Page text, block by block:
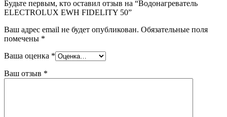
Будьте первым, кто оставил отзыв на “Водонагреватель
ELECTROLUX EWH FIDELITY 50”
Ваш адрес email не будет опубликован. Обязательные поля
помечены *
Ваша оценка *
Ваш отзыв *